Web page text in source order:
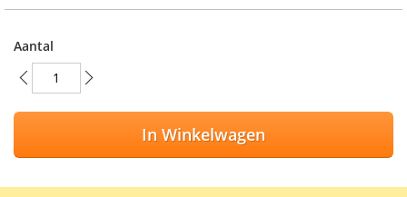
Aantal
In Winkelwagen